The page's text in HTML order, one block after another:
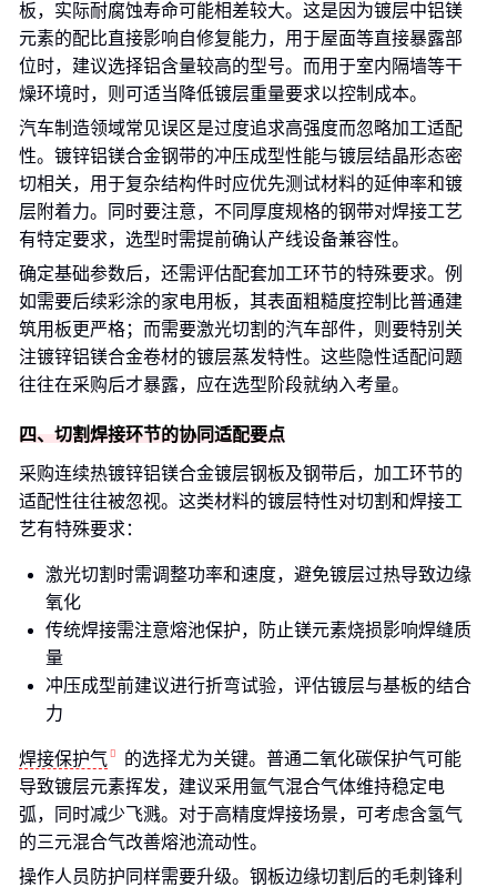
板，实际耐腐蚀寿命可能相差较大。这是因为镀层中铝镁
元素的配比直接影响自修复能力，用于屋面等直接暴露部
位时，建议选择铝含量较高的型号。而用于室内隔墙等干
燥环境时，则可适当降低镀层重量要求以控制成本。
汽车制造领域常见误区是过度追求高强度而忽略加工适配
性。镀锌铝镁合金钢带的冲压成型性能与镀层结晶形态密
切相关，用于复杂结构件时应优先测试材料的延伸率和镀
层附着力。同时要注意，不同厚度规格的钢带对焊接工艺
有特定要求，选型时需提前确认产线设备兼容性。
确定基础参数后，还需评估配套加工环节的特殊要求。例
如需要后续彩涂的家电用板，其表面粗糙度控制比普通建
筑用板更严格；而需要激光切割的汽车部件，则要特别关
注镀锌铝镁合金卷材的镀层蒸发特性。这些隐性适配问题
往往在采购后才暴露，应在选型阶段就纳入考量。
四、切割焊接环节的协同适配要点
采购连续热镀锌铝镁合金镀层钢板及钢带后，加工环节的
适配性往往被忽视。这类材料的镀层特性对切割和焊接工
艺有特殊要求：
激光切割时需调整功率和速度，避免镀层过热导致边缘
氧化
传统焊接需注意熔池保护，防止镁元素烧损影响焊缝质
量
冲压成型前建议进行折弯试验，评估镀层与基板的结合
力
焊接保护气
的选择尤为关键。普通二氧化碳保护气可能
导致镀层元素挥发，建议采用氩气混合气体维持稳定电
弧，同时减少飞溅。对于高精度焊接场景，可考虑含氢气
的三元混合气改善熔池流动性。
操作人员防护同样需要升级。钢板边缘切割后的毛刺锋利